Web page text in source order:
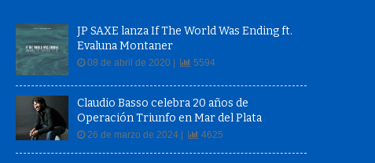
JP SAXE lanza If The World Was Ending ft.
Evaluna Montaner
08 de abril de 2020 | 5594
Claudio Basso celebra 20 años de
Operación Triunfo en Mar del Plata
26 de marzo de 2024 | 4625